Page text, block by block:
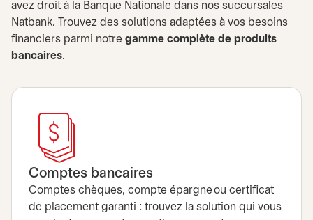
avez droit à la Banque Nationale dans nos succursales
Natbank. Trouvez des solutions adaptées à vos besoins
financiers parmi notre gamme complète de produits
bancaires.
Comptes bancaires
Comptes chèques, compte épargne ou certificat
de placement garanti : trouvez la solution qui vous